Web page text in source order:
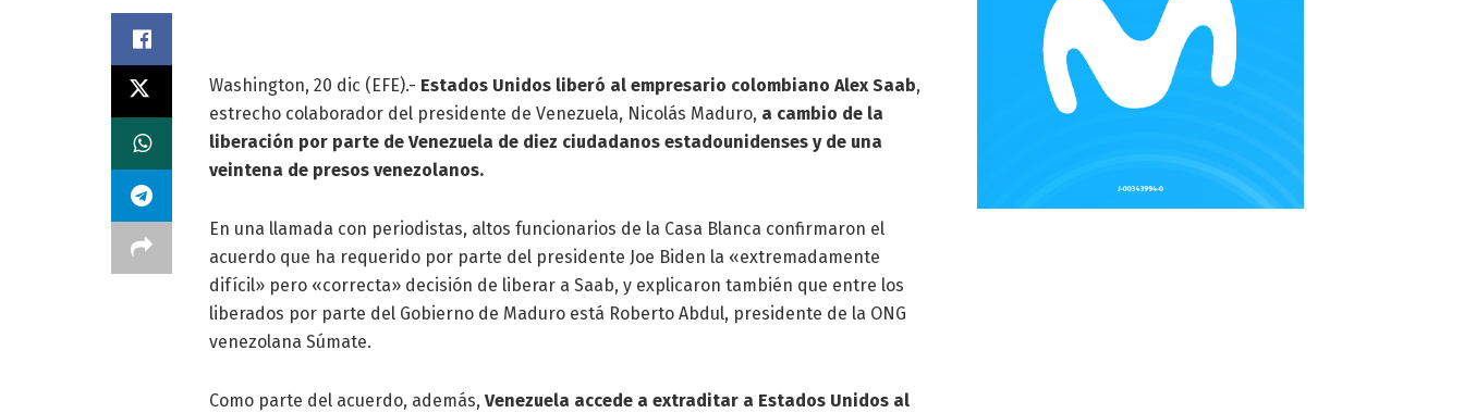
Washington, 20 dic (EFE).- Estados Unidos liberó al empresario colombiano Alex Saab,
estrecho colaborador del presidente de Venezuela, Nicolás Maduro, a cambio de la
liberación por parte de Venezuela de diez ciudadanos estadounidenses y de una
veintena de presos venezolanos.
En una llamada con periodistas, altos funcionarios de la Casa Blanca confirmaron el
acuerdo que ha requerido por parte del presidente Joe Biden la «extremadamente
difícil» pero «correcta» decisión de liberar a Saab, y explicaron también que entre los
liberados por parte del Gobierno de Maduro está Roberto Abdul, presidente de la ONG
venezolana Súmate.
Como parte del acuerdo, además, Venezuela accede a extraditar a Estados Unidos al